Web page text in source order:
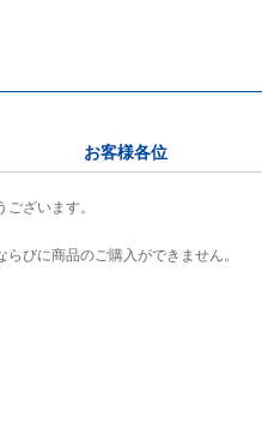
お客様各位
ざいます。
びに商品のご購入ができません。